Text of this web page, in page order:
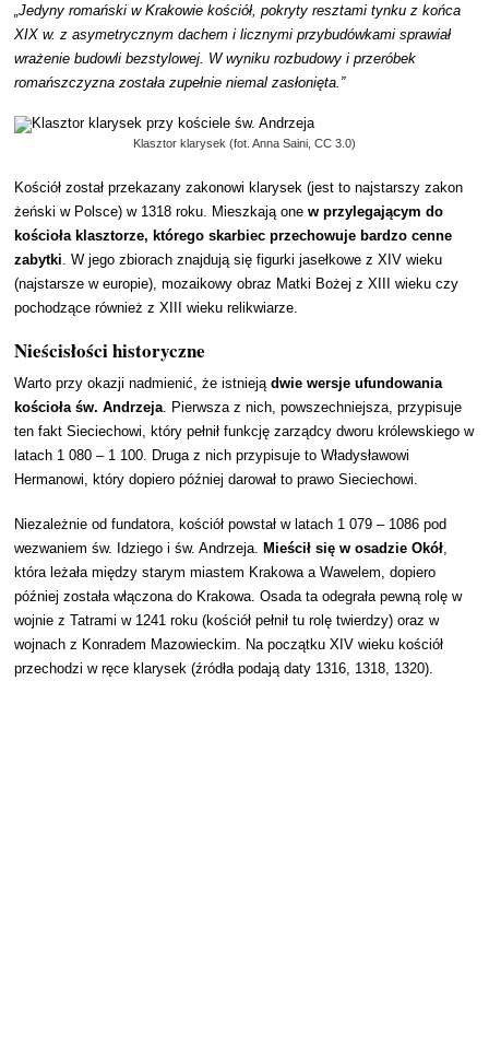
„Jedyny romański w Krakowie kościół, pokryty resztami tynku z końca
XIX w. z asymetrycznym dachem i licznymi przybudówkami sprawiał
wrażenie budowli bezstylowej. W wyniku rozbudowy i przeróbek
romańszczyzna została zupełnie niemal zasłonięta.”
Klasztor klarysek (fot. Anna Saini, CC 3.0)
Kościół został przekazany zakonowi klarysek (jest to najstarszy zakon
żeński w Polsce) w 1318 roku. Mieszkają onew przylegającym do
kościoła klasztorze, którego skarbiec przechowuje bardzo cenne
zabytki . W jego zbiorach znajdują się figurki jasełkowe z XIV wieku
(najstarsze w europie), mozaikowy obraz Matki Bożej z XIII wieku czy
pochodzące również z XIII wieku relikwiarze.
Nieścisłości historyczne
Warto przy okazji nadmienić, że istniejądwie wersje ufundowania
kościoła św. Andrzeja . Pierwsza z nich, powszechniejsza, przypisuje
ten fakt Sieciechowi, który pełnił funkcję zarządcy dworu królewskiego w
latach 1 080 – 1 100. Druga z nich przypisuje to Władysławowi
Hermanowi, który dopiero później darował to prawo Sieciechowi.
Niezależnie od fundatora, kościół powstał w latach 1 079 – 1086 pod
wezwaniem św. Idziego i św. Andrzeja. Mieścił się w osadzie Okół,
która leżała między starym miastem Krakowa a Wawelem, dopiero
później została włączona do Krakowa. Osada ta odegrała pewną rolę w
wojnie z Tatrami w 1241 roku (kościół pełnił tu rolę twierdzy) oraz w
wojnach z Konradem Mazowieckim. Na początku XIV wieku kościół
przechodzi w ręce klarysek (źródła podają daty 1316, 1318, 1320).